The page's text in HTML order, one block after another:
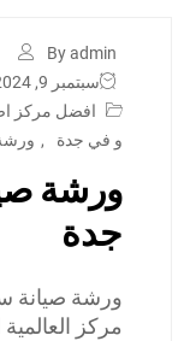
By admin
سبتمبر 9, 2024
افضل مركز
و في جدة
,
ورشة
جدة
ورشة صيانة
مركز